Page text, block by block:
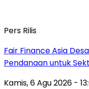
Pers Rilis
Fair Finance Asia
Pendanaan untuk
Kamis, 6 Agu 2026 -